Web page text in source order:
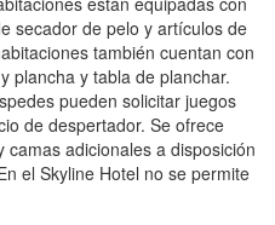
secador de pelo y artículos de
también cuentan con
plancha y tabla de planchar.
pueden solicitar juegos
de despertador. Se ofrece
adicionales a disposición
el Skyline Hotel no se permite